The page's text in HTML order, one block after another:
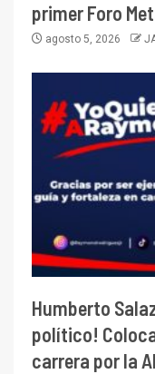
primer Foro
agosto 5, 2026
Humberto
político!
carrera por la